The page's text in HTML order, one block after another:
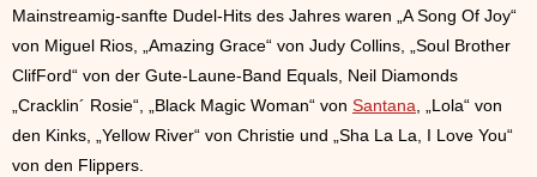
Mainstreamig-sanfte Dudel-Hits des Jahres waren „A Song Of Joy“
von Miguel Rios, „Amazing Grace“ von Judy Collins, „Soul Brother
ClifFord“ von der Gute-Laune-Band Equals, Neil Diamonds
„Cracklin´ Rosie“, „Black Magic Woman“ von Santana, „Lola“ von
den Kinks, „Yellow River“ von Christie und „Sha La La, I Love You“
von den Flippers.